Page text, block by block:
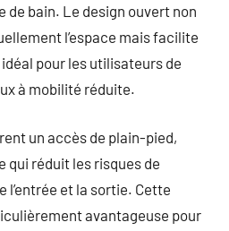
de bain. Le design ouvert non
l’espace mais facilite
pour les utilisateurs de
à mobilité réduite.
un accès de plain-pied,
qui réduit les risques de
et la sortie. Cette
avantageuse pour